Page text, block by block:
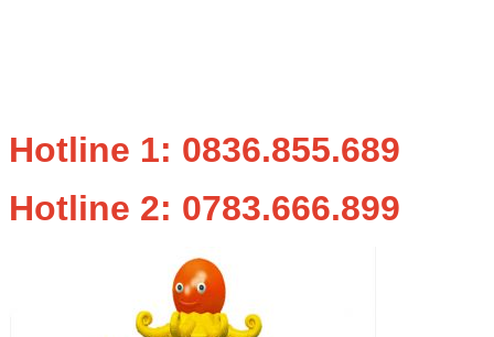
Hotline 1: 0836.855.689
Hotline 2: 0783.666.899